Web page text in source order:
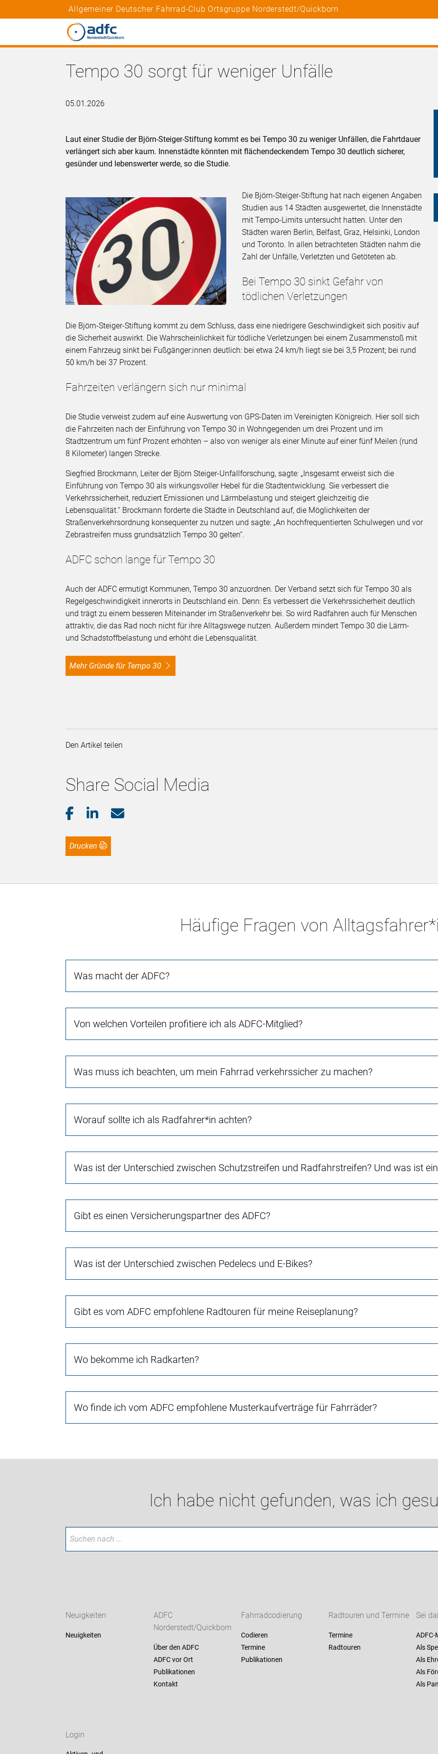
Allgemeiner Deutscher Fahrrad-Club Ortsgruppe Norderstedt/Quickborn
Tempo 30 sorgt für weniger Unfälle
05.01.2026
Laut einer Studie der Björn-Steiger-Stiftung kommt es bei Tempo 30 zu weniger Unfällen, die Fahrtdauer
verlängert sich aber kaum. Innenstädte könnten mit flächendeckendem Tempo 30 deutlich sicherer,
gesünder und lebenswerter werde, so die Studie.
Die Björn-Steiger-Stiftung hat nach eigenen Angaben
Studien aus 14 Städten ausgewertet, die Innenstädte
mit Tempo-Limits untersucht hatten. Unter den
Städten waren Berlin, Belfast, Graz, Helsinki, London
und Toronto. In allen betrachteten Städten nahm die
Zahl der Unfälle, Verletzten und Getöteten ab.
Bei Tempo 30 sinkt Gefahr von
tödlichen Verletzungen
Die Björn-Steiger-Stiftung kommt zu dem Schluss, dass eine niedrigere Geschwindigkeit sich positiv auf
die Sicherheit auswirkt. Die Wahrscheinlichkeit für tödliche Verletzungen bei einem Zusammenstoß mit
einem Fahrzeug sinkt bei Fußgänger:innen deutlich: bei etwa 24 km/h liegt sie bei 3,5 Prozent; bei rund
50 km/h bei 37 Prozent.
Fahrzeiten verlängern sich nur minimal
Die Studie verweist zudem auf eine Auswertung von GPS-Daten im Vereinigten Königreich. Hier soll sich
die Fahrzeiten nach der Einführung von Tempo 30 in Wohngegenden um drei Prozent und im
Stadtzentrum um fünf Prozent erhöhten – also von weniger als einer Minute auf einer fünf Meilen (rund
8 Kilometer) langen Strecke.
Siegfried Brockmann, Leiter der Björn Steiger-Unfallforschung, sagte: „Insgesamt erweist sich die
Einführung von Tempo 30 als wirkungsvoller Hebel für die Stadtentwicklung. Sie verbessert die
Verkehrssicherheit, reduziert Emissionen und Lärmbelastung und steigert gleichzeitig die
Lebensqualität.“ Brockmann forderte die Städte in Deutschland auf, die Möglichkeiten der
Straßenverkehrsordnung konsequenter zu nutzen und sagte: „An hochfrequentierten Schulwegen und vor
Zebrastreifen muss grundsätzlich Tempo 30 gelten“.
ADFC schon lange für Tempo 30
Auch der ADFC ermutigt Kommunen, Tempo 30 anzuordnen. Der Verband setzt sich für Tempo 30 als
Regelgeschwindigkeit innerorts in Deutschland ein. Denn: Es verbessert die Verkehrssicherheit deutlich
und trägt zu einem besseren Miteinander im Straßenverkehr bei. So wird Radfahren auch für Menschen
attraktiv, die das Rad noch nicht für ihre Alltagswege nutzen. Außerdem mindert Tempo 30 die Lärm-
und Schadstoffbelastung und erhöht die Lebensqualität.
Mehr Gründe für Tempo 30
Den Artikel teilen
Share Social Media
Drucken
Häufige Fragen von
Was macht der ADFC?
Von welchen Vorteilen profitiere ich als ADFC-Mitglied?
Was muss ich beachten, um mein Fahrrad verkehrssicher zu machen?
Worauf sollte ich als Radfahrer*in achten?
Was ist der Unterschied zwischen Schutzstreifen und Radfahrstreifen? Und was ist
Gibt es einen Versicherungspartner des ADFC?
Was ist der Unterschied zwischen Pedelecs und E-Bikes?
Gibt es vom ADFC empfohlene Radtouren für meine Reiseplanung?
Wo bekomme ich Radkarten?
Wo finde ich vom ADFC empfohlene Musterkaufverträge für Fahrräder?
Ich habe nicht gefunden, was ich
Neuigkeiten
Neuigkeiten
ADFC
Norderstedt/Quickborn
Über den ADFC
ADFC vor Ort
Publikationen
Kontakt
Fahrradcodierung
Codieren
Termine
Publikationen
Radtouren und Termine
Termine
Radtouren
Sei
Als
Als
Als
Als
Login